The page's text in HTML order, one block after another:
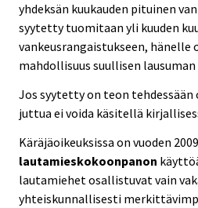
yhdeksän kuukauden pituinen
syytetty tuomitaan yli kuuden
vankeusrangaistukseen, hänelle
mahdollisuus suullisen
Jos syytetty on teon
juttua ei voida käsitellä
Käräjäoikeuksissa on vuoden
lautamieskokoonpanon
lautamiehet osallistuvat vain
yhteiskunnallisesti